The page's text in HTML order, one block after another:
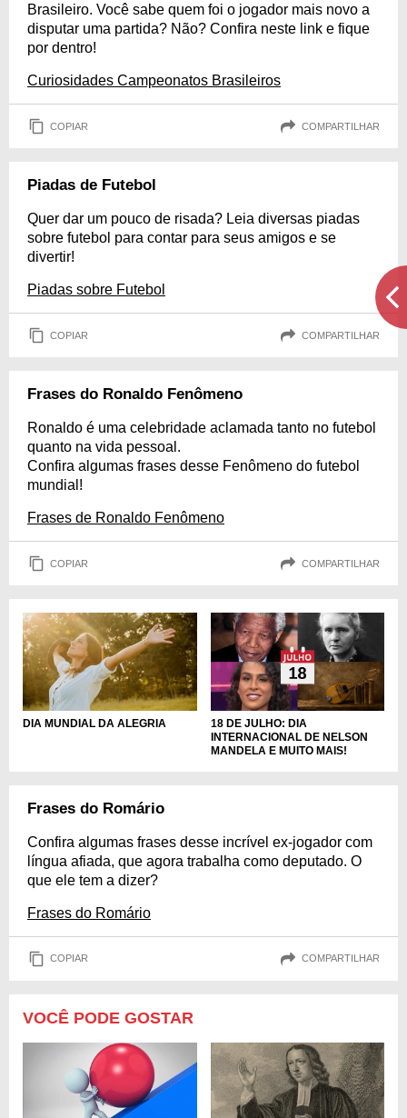
Brasileiro. Você sabe quem foi o jogador mais novo a
disputar uma partida? Não? Confira neste link e fique
por dentro!
Curiosidades Campeonatos Brasileiros
COPIAR COMPARTILHAR
Piadas de Futebol
Quer dar um pouco de risada? Leia diversas piadas
sobre futebol para contar para seus amigos e se
divertir!
Piadas sobre Futebol
COPIAR COMPARTILHAR
Frases do Ronaldo Fenômeno
Ronaldo é uma celebridade aclamada tanto no futebol
quanto na vida pessoal.
Confira algumas frases desse Fenômeno do futebol
mundial!
Frases de Ronaldo Fenômeno
COPIAR COMPARTILHAR
DIA MUNDIAL DA ALEGRIA
18 DE JULHO: DIA
INTERNACIONAL DE NELSON
MANDELA E MUITO MAIS!
Frases do Romário
Confira algumas frases desse incrível ex-jogador com
língua afiada, que agora trabalha como deputado. O
que ele tem a dizer?
Frases do Romário
COPIAR COMPARTILHAR
VOCÊ PODE GOSTAR